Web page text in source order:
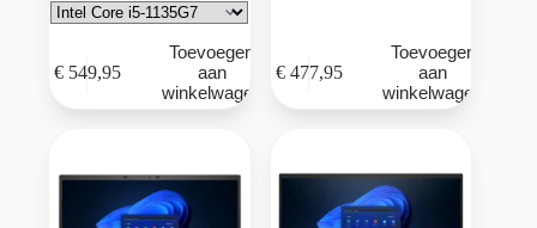
€549,95
Toevoegen
aan
winkelwagen
product
optie
€477,95
Toevoegen
aan
winkelwagen